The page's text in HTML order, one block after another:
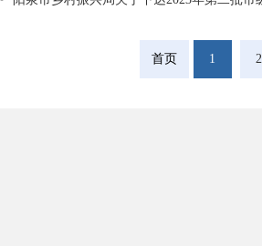
首页 1 2